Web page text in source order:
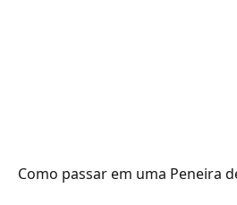
Como passar em uma Peneira